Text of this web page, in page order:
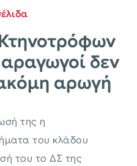
δεν
αρωγή
της η
του κλάδου
του το ΔΣ της